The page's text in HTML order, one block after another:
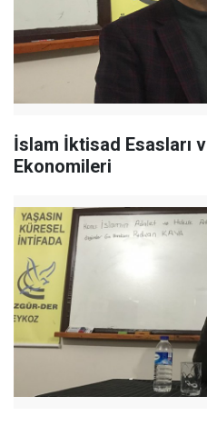
İslam İktisad Esasları
Ekonomileri